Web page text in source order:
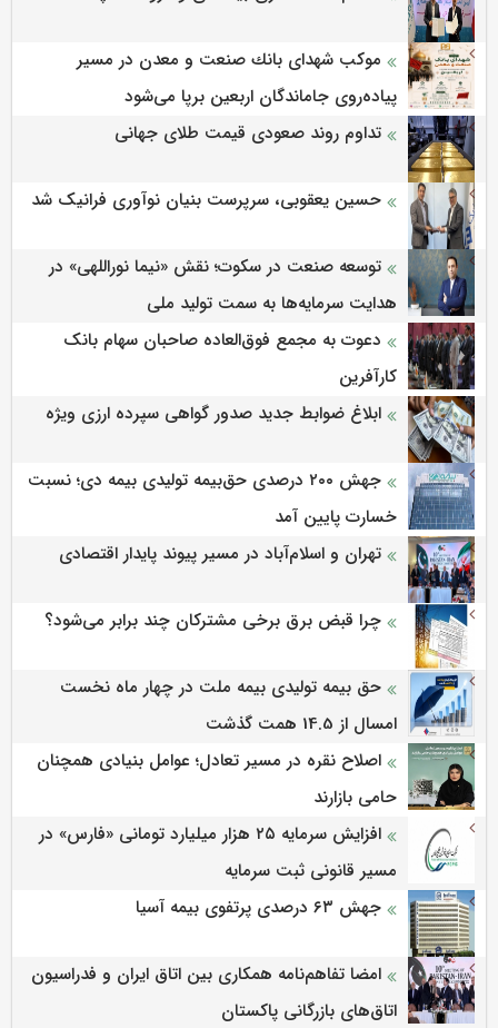
موكب شهدای بانك صنعت و معدن در مسیر
پیاده‌روی جاماندگان اربعین برپا می‌شود
تداوم روند صعودی قیمت طلای جهانی
حسین یعقوبی، سرپرست بنیان نوآوری فرانیک شد
توسعه صنعت در سکوت؛ نقش «نیما نوراللهی» در
هدایت سرمایه‌ها به سمت تولید ملی
دعوت به مجمع فوق‌العاده صاحبان سهام بانک
کارآفرین
ابلاغ ضوابط جدید صدور گواهی سپرده ارزی ویژه
جهش ۲۰۰ درصدی حق‌بیمه تولیدی بیمه دی؛ نسبت
خسارت پایین آمد
تهران و اسلام‌آباد در مسیر پیوند پایدار اقتصادی
چرا قبض برق برخی مشترکان چند برابر می‌شود؟
حق بیمه تولیدی بیمه ملت در چهار ماه نخست
امسال از 14.5 همت گذشت
اصلاح نقره در مسیر تعادل؛ عوامل بنیادی همچنان
حامی بازارند
افزایش سرمایه ۲۵ هزار میلیارد تومانی «فارس» در
مسیر قانونی ثبت سرمایه
جهش ۶۳ درصدی پرتفوی بیمه آسیا
امضا تفاهم‌نامه همکاری بین اتاق ایران و فدراسیون
اتاق‌های بازرگانی پاکستان